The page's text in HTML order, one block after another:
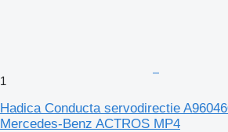
1
Hadica Conducta servodirectie
Mercedes-Benz ACTROS MP4